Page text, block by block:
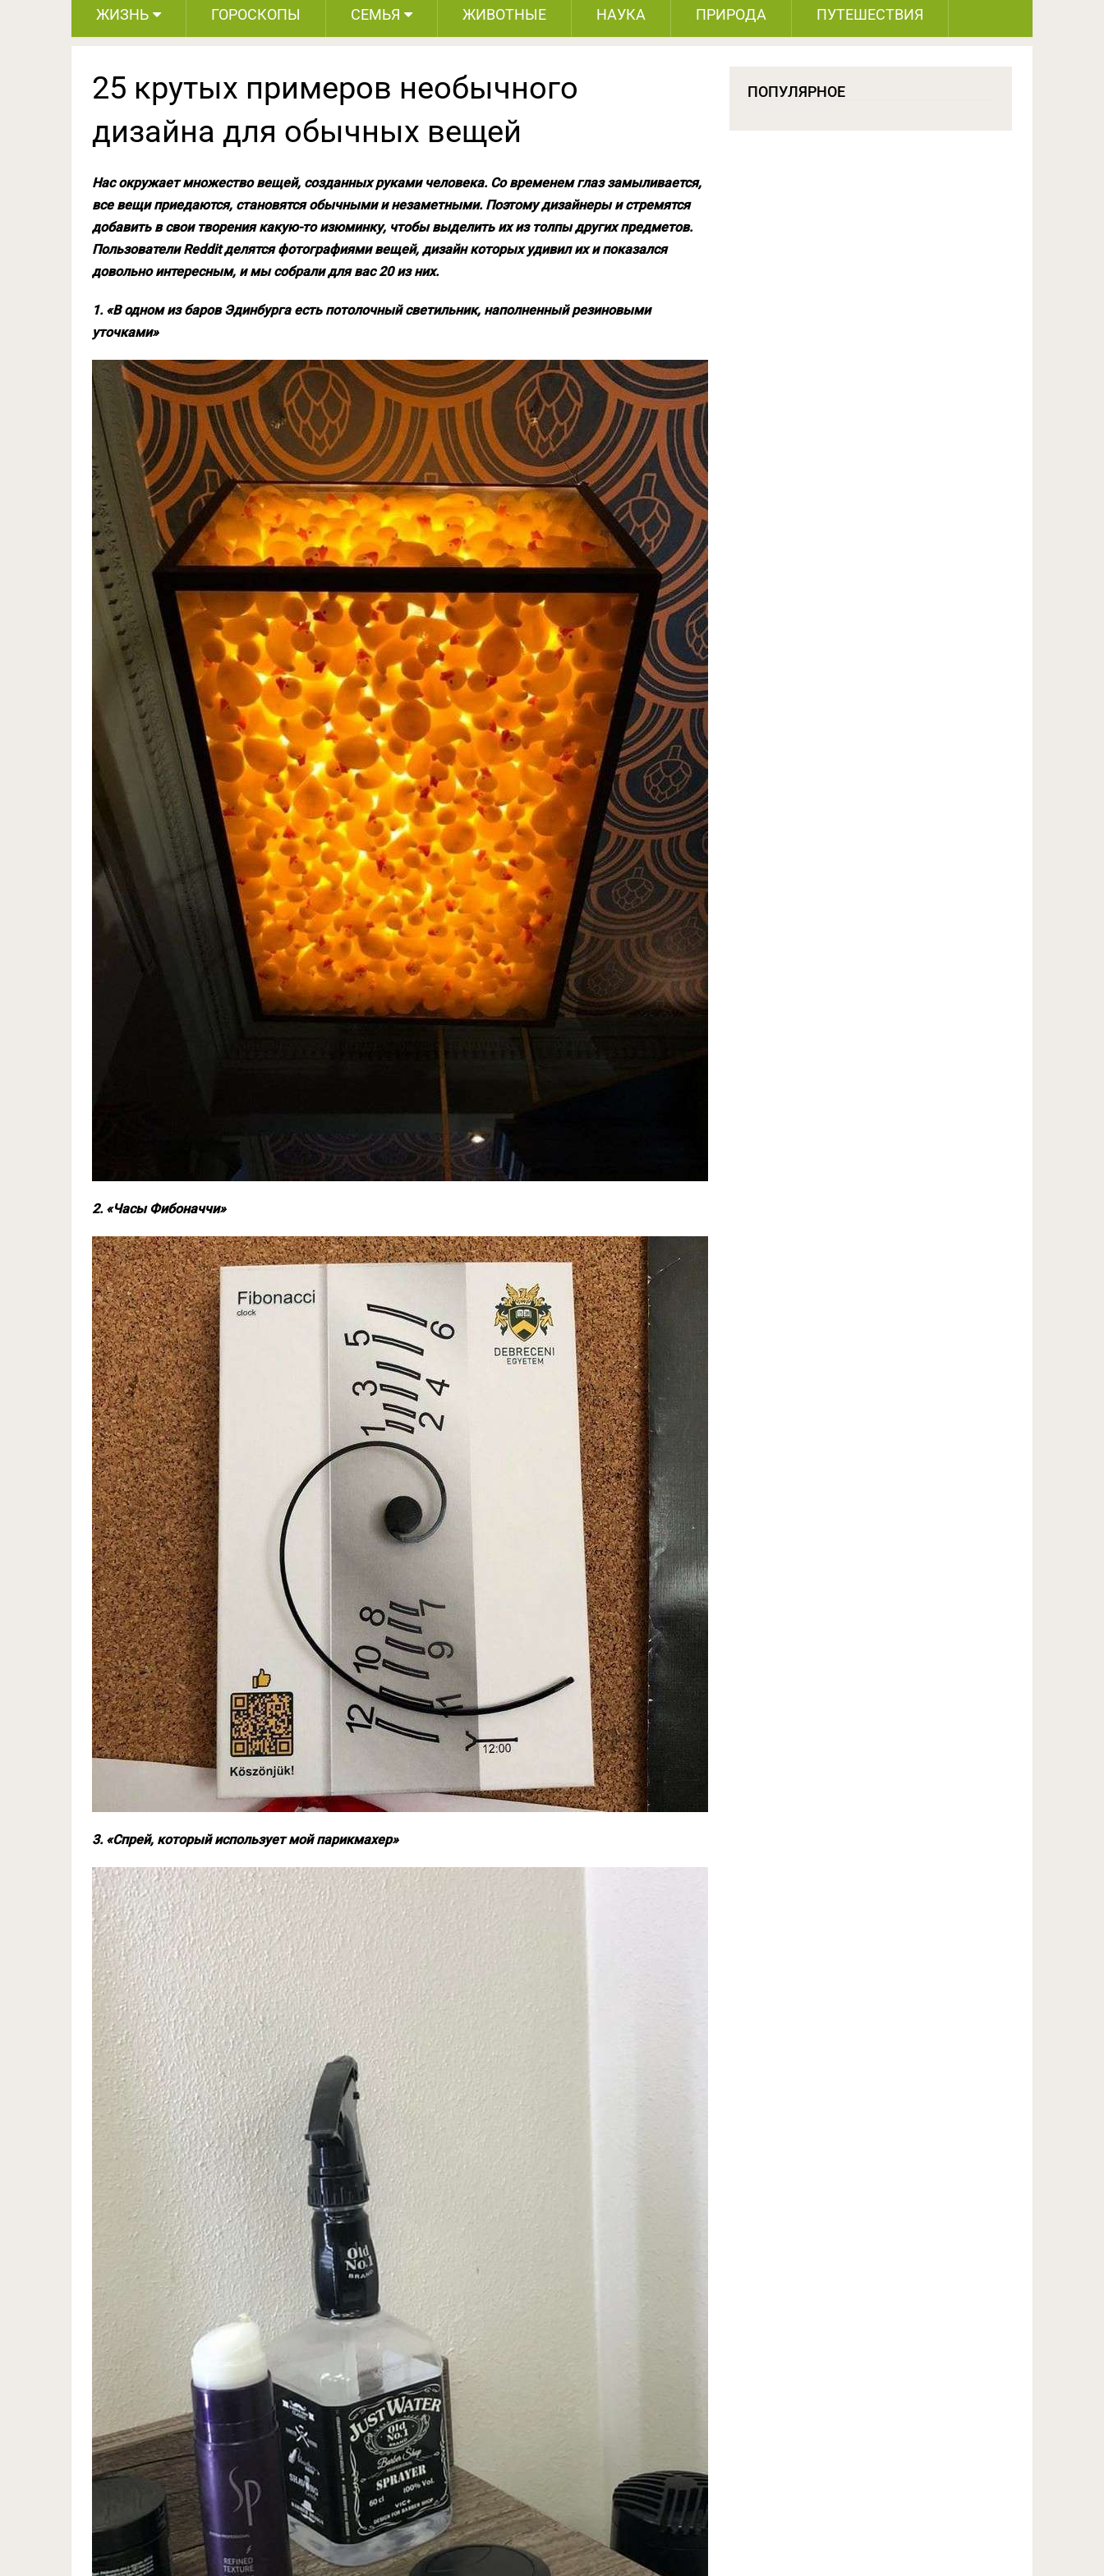
ЖИЗНЬ ГОРОСКОПЫ СЕМЬЯ ЖИВОТНЫЕ НАУКА ПРИРОДА ПУТЕШЕСТВИЯ
25 крутых примеров необычного
дизайна для обычных вещей
Нас окружает множество вещей, созданных руками человека. Со временем глаз замыливается,
все вещи приедаются, становятся обычными и незаметными. Поэтому дизайнеры и стремятся
добавить в свои творения какую-то изюминку, чтобы выделить их из толпы других предметов.
Пользователи Reddit делятся фотографиями вещей, дизайн которых удивил их и показался
довольно интересным, и мы собрали для вас 20 из них.
1. «В одном из баров Эдинбурга есть потолочный светильник, наполненный резиновыми
уточками»
2. «Часы Фибоначчи»
3. «Спрей, который использует мой парикмахер»
ПОПУЛЯРНОЕ